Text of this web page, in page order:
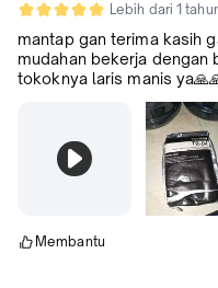
Lebih dari 1
mantap gan terima kasih
mudahan bekerja dengan
tokoknya laris manis
Membantu